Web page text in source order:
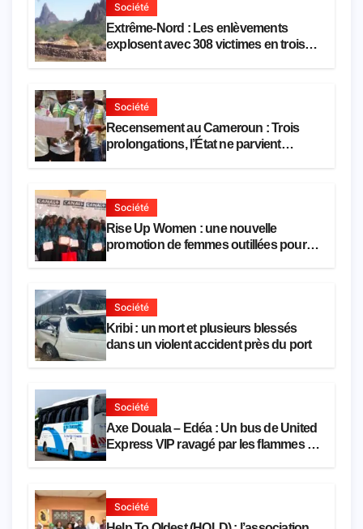
Société
Extrême-Nord : Les enlèvements
explosent avec 308 victimes en trois
Société
Recensement au Cameroun : Trois
prolongations, l’État ne parvient
Société
Rise Up Women : une nouvelle
promotion de femmes outillées pour
Société
Kribi : un mort et plusieurs blessés
dans un violent accident près du port
Société
Axe Douala – Edéa : Un bus de United
Express VIP ravagé par les flammes à
Société